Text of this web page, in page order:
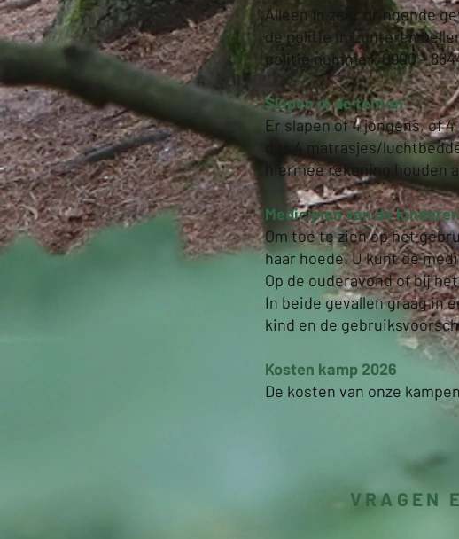
Alleen in zeer dringende
de politie in Lunteren
politie nummer: 0900 –
Slapen in de tenten
Er slapen of 4 jongens, of
dus 4 matrasjes/
hiermee rekening
Medicijnen van de kinderen
Om toe te zien op het
haar hoede. U kunt de
Op de ouderavond of bij
In beide gevallen graag in
kind en de
Kosten kamp 2026
De kosten van onze
VRAGEN